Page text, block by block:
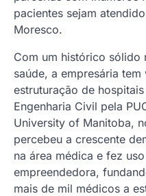
pacientes sejam
Moresco.
Com um histórico sólido
saúde, a empresária
estruturação de
Engenharia Civil pela
University of Manitoba,
percebeu a crescente
na área médica e fez
empreendedora,
mais de mil médicos a